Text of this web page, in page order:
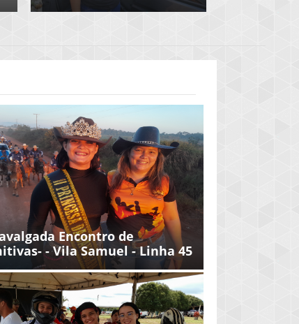
Encontro de
- Vila Samuel - Linha 45